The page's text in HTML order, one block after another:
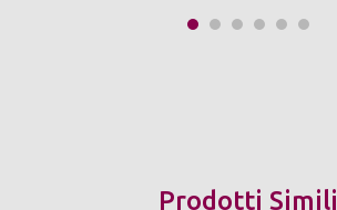
Prodotti Simili